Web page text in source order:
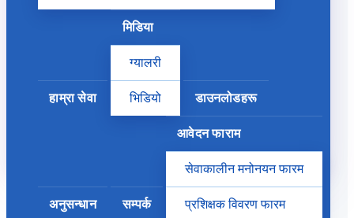
हाम्रा सेवा
मिडिया
ग्यालरी
भिडियो डाउनलोडहरू
अनुसन्धान सम्पर्क
आवेदन फाराम
सेवाकालीन मनोनयन फारम
प्रशिक्षक विवरण फारम
File Name:जनसंख्या तथा सवारी चाप सम्बन्धमा